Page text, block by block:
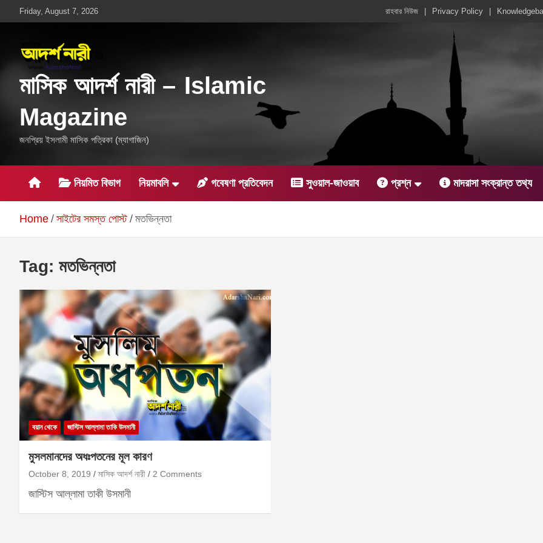
Skip
to
Friday, August 7, 2026 রাহবার নিউজ Privacy Policy
মাসিক আদর্শ নারী – Islamic
Magazine
জনপ্রিয় ইসলামী মাসিক পত্রিকা (ম্যাগাজিন)
নিয়মিত বিভাগ নিয়মাবলি গবেষণা প্রতিবেদন সুওয়াল-জাওয়াব প্রশ্ন মাদরাসা সংক্রান্ত তথ্য
Home সাইটের সমস্ত পোস্ট মতভিন্নতা
Tag: মতভিন্নতা
বয়ান থেকে জাস্টিস আল্লামা তাকি উসমানী
মুসলমানদের অধঃপতনের মূল কারণ
October 8, 2019 মাসিক আদর্শ নারী 2 Comments
জাস্টিস আল্লামা তাকী উসমানী